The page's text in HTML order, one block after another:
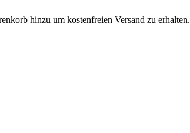
hinzu um kostenfreien Versand zu erhalten.